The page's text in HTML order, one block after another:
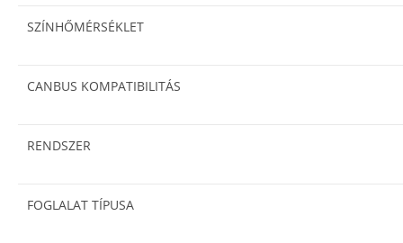
SZÍNHŐMÉRSÉKLET
CANBUS KOMPATIBILITÁS
RENDSZER
FOGLALAT TÍPUSA